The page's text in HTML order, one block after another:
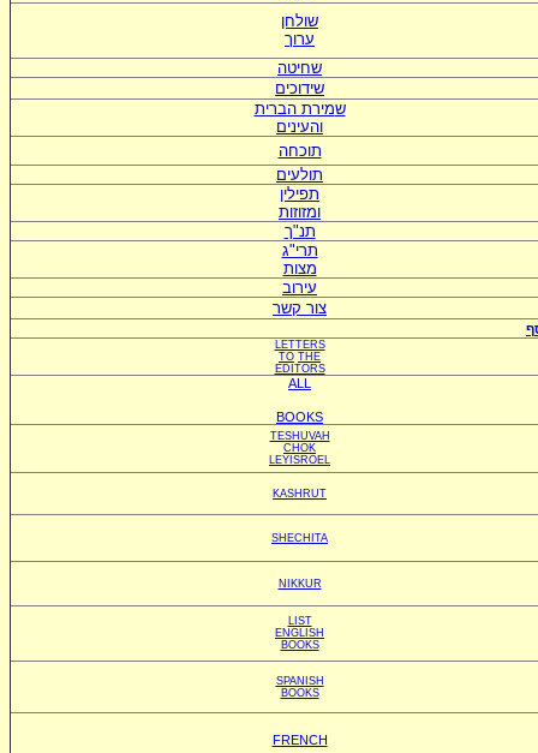
שולחן
ערוך
שחיטה
שידוכים
שמירת הברית
והעינים
תוכחה
תולעים
תפילין
ומזוזות
תנ"ך
תרי"ג
מצות
עירוב
צור קשר
LETTERS
TO THE
EDITORS
ALL
BOOKS
TESHUVAH
CHOK
LEYISROEL
KASHRUT
SHECHITA
NIKKUR
LIST
ENGLISH
BOOKS
SPANISH
BOOKS
FRENCH